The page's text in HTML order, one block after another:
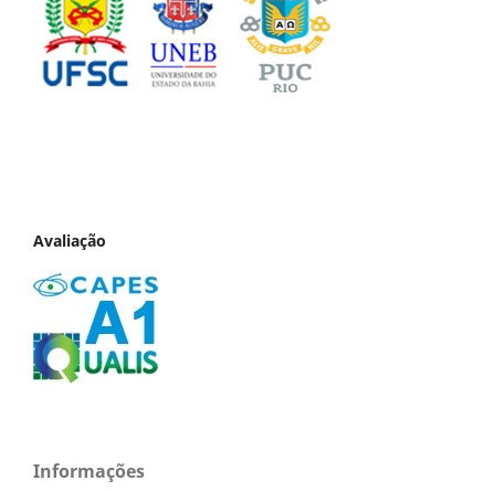
Avaliação
Informações